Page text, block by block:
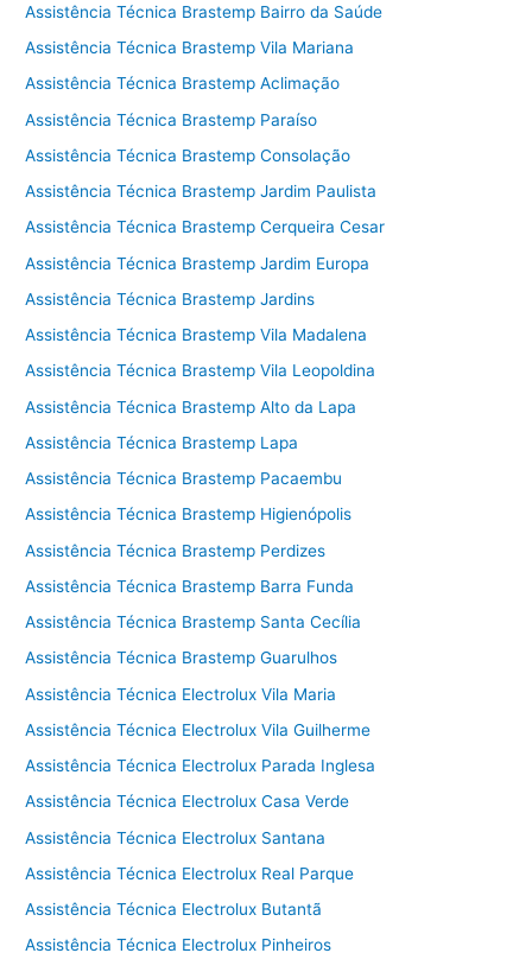
Assistência Técnica Brastemp Bairro da Saúde
Assistência Técnica Brastemp Vila Mariana
Assistência Técnica Brastemp Aclimação
Assistência Técnica Brastemp Paraíso
Assistência Técnica Brastemp Consolação
Assistência Técnica Brastemp Jardim Paulista
Assistência Técnica Brastemp Cerqueira Cesar
Assistência Técnica Brastemp Jardim Europa
Assistência Técnica Brastemp Jardins
Assistência Técnica Brastemp Vila Madalena
Assistência Técnica Brastemp Vila Leopoldina
Assistência Técnica Brastemp Alto da Lapa
Assistência Técnica Brastemp Lapa
Assistência Técnica Brastemp Pacaembu
Assistência Técnica Brastemp Higienópolis
Assistência Técnica Brastemp Perdizes
Assistência Técnica Brastemp Barra Funda
Assistência Técnica Brastemp Santa Cecília
Assistência Técnica Brastemp Guarulhos
Assistência Técnica Electrolux Vila Maria
Assistência Técnica Electrolux Vila Guilherme
Assistência Técnica Electrolux Parada Inglesa
Assistência Técnica Electrolux Casa Verde
Assistência Técnica Electrolux Santana
Assistência Técnica Electrolux Real Parque
Assistência Técnica Electrolux Butantã
Assistência Técnica Electrolux Pinheiros